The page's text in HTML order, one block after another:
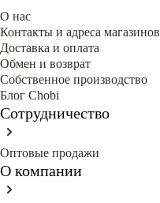
О нас
Контакты и адреса магазинов
Доставка и оплата
Обмен и возврат
Собственное производство
Блог Сhobi
Сотрудничество
Оптовые продажи
О компании